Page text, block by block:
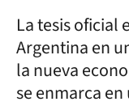
La tesis oficial
Argentina en
la nueva
se enmarca